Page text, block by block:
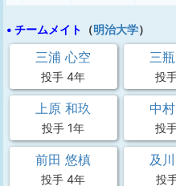
• チームメイト （明治大学）
三浦 心空
投手 4年
三
投
上原 和玖
投手 1年
中
投
前田 悠槙
投手 4年
及
投